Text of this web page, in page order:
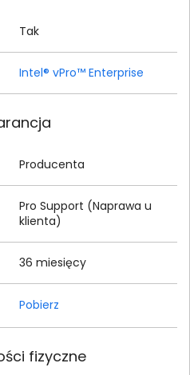
Tak
Intel® vPro™ Enterprise
Producenta
Pro Support (Naprawa u
klienta)
36 miesięcy
Pobierz
fizyczne